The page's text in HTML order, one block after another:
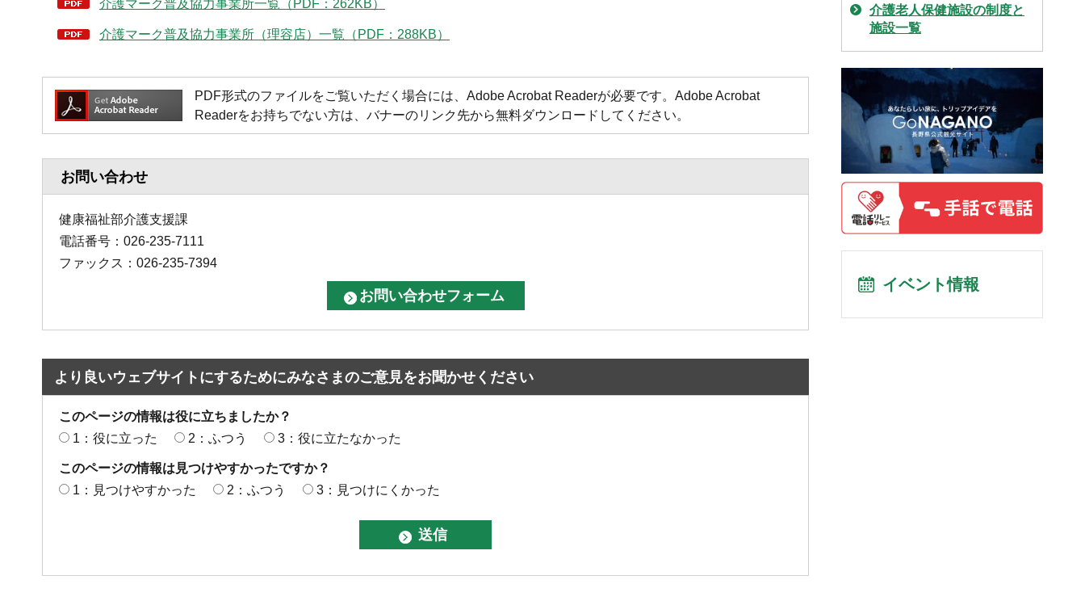
介護マーク普及協力事業所一覧（PDF：262KB）
介護マーク普及協力事業所（理容店）一覧（PDF：288KB）
PDF形式のファイルをご覧いただく場合には、Adobe Acrobat Readerが必要です。Adobe Acrobat
Readerをお持ちでない方は、バナーのリンク先から無料ダウンロードしてください。
お問い合わせ
健康福祉部介護支援課
電話番号：026-235-7111
ファックス：026-235-7394
より良いウェブサイトにするためにみなさまのご意見をお聞かせください
このページの情報は役に立ちましたか？
1：役に立った
2：ふつう 3：役に立たなかった
このページの情報は見つけやすかったですか？
1：見つけやすかった
2：ふつう 3：見つけにくかった
介護老人保健施設の制度と
施設一覧
イベント情報